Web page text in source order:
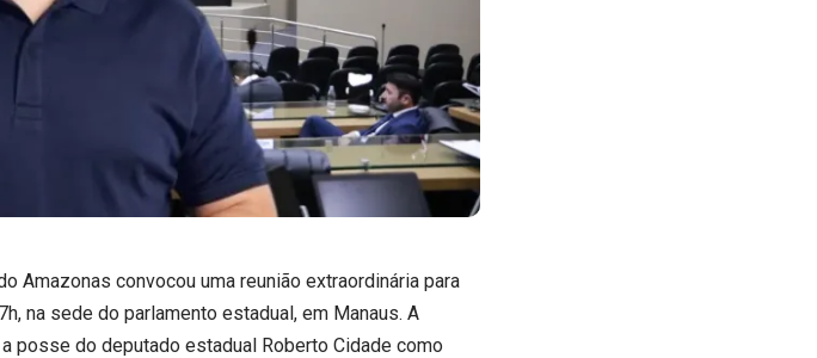
Amazonas convocou uma reunião extraordinária para
na sede do parlamento estadual, em Manaus. A
posse do deputado estadual Roberto Cidade como